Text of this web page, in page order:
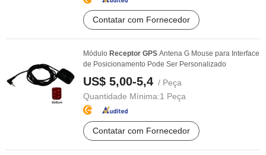
Contatar com Fornecedor
Módulo Receptor GPS Antena G Mouse para Interface
de Posicionamento Pode Ser Personalizado
US$ 5,00-5,4 / Peça
Quantidade Mínima:1 Peça
Contatar com Fornecedor